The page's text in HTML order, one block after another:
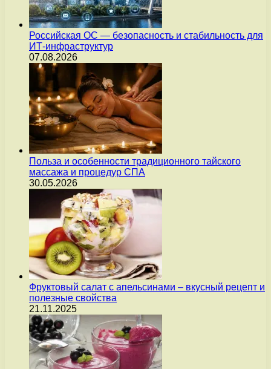
Российская ОС — безопасность и стабильность для
ИТ-инфраструктур
07.08.2026
Польза и особенности традиционного тайского
массажа и процедур СПА
30.05.2026
Фруктовый салат с апельсинами – вкусный рецепт и
полезные свойства
21.11.2025